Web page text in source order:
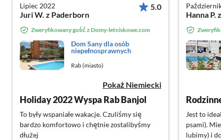
Lipiec 2022
Juri W. z Paderborn
5.0
Zweryfikowany gość z Domy-letniskowe.com
Dom Sany dla osób
niepełnosprawnych
Rab (miasto)
Pokaż Niemiecki
Holiday 2022 Wyspa Rab Banjol
To były wspaniałe wakacje. Czuliśmy się
bardzo komfortowo i chętnie zostalibyśmy
dłużej
Hanna P.
Jest to
psami).
lubimy) i